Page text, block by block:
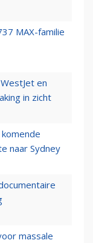
MAX-familie
en
in zicht
naar Sydney
massale